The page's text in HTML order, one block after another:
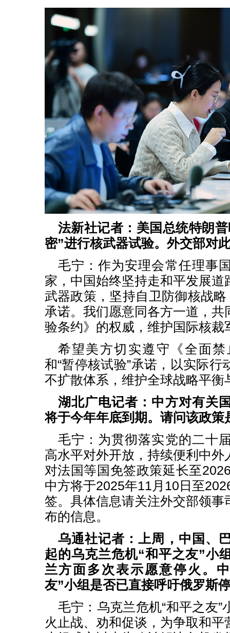
法新社记者：美国总统特朗
密”进行核武器试验。外交部对
毛宁：作为安理会常任理事
家，中国始终坚持走和平发展道
武器政策，坚持自卫防御核战略
承诺。我们愿意同各方一道，共
验条约》的权威，维护国际核裁
希望美方切实遵守《全面
和“暂停核试验”承诺，以实际
不扩散体系，维护全球战略平衡
湖北广电记者：中方对有关
将于今年年底到期。请问该政策
毛宁：为贯彻落实党的二十
高水平对外开放，持续便利中外
对法国等国免签政策延长至
中方将于2025年11月10日至
签。具体信息请关注外交部领事
布的信息。
乌通社记者：上周，中国、
起的乌克兰危机“和平之友”小
兰方面多次表示愿意停火。
友”小组是否已直接呼吁俄罗斯
毛宁：乌克兰危机“和平之友
火止战、劝和促谈，为争取和